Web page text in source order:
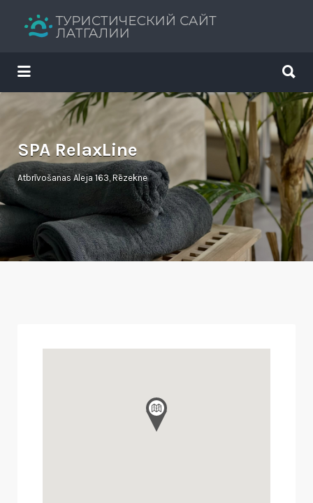
Путеводитель твоего отдыха
Искать:
SPA RelaxLine
Atbrīvošanas Aleja 163, Rēzekne